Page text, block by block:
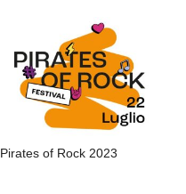
Pirates of Rock 2023